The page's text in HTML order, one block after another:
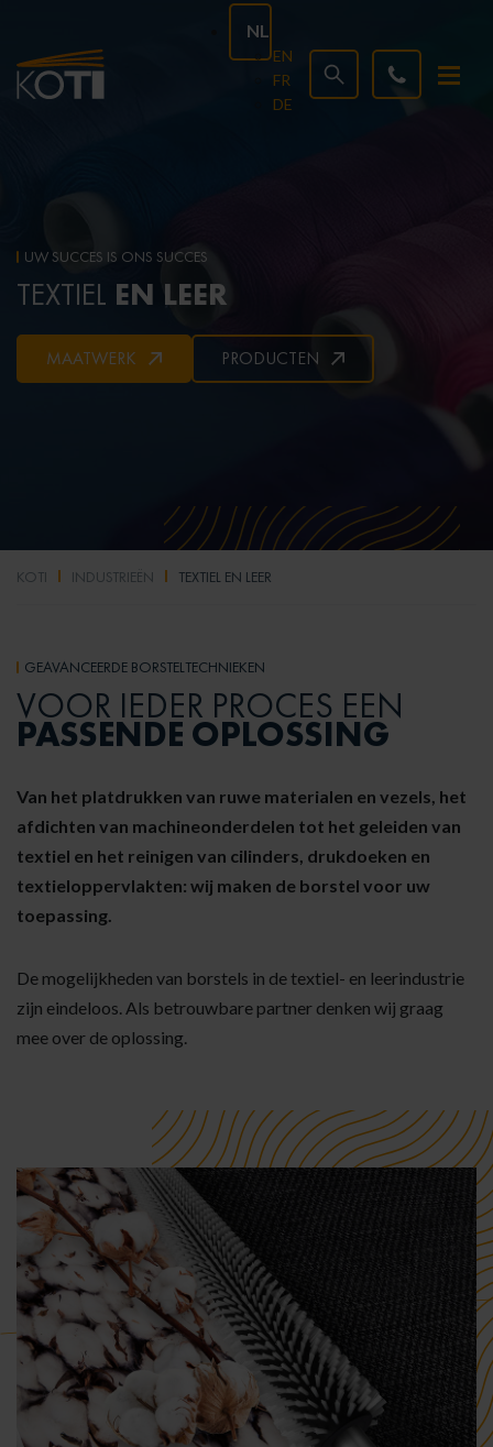
NL
EN
FR
DE
UW SUCCES IS ONS SUCCES
TEXTIEL EN LEER
MAATWERK PRODUCTEN
KOTI INDUSTRIEËN TEXTIEL EN LEER
GEAVANCEERDE BORSTELTECHNIEKEN
VOOR IEDER PROCES EEN
PASSENDE OPLOSSING
Van het platdrukken van ruwe materialen en vezels, het
afdichten van machineonderdelen tot het geleiden van
textiel en het reinigen van cilinders, drukdoeken en
textieloppervlakten: wij maken de borstel voor uw
toepassing.
De mogelijkheden van borstels in de textiel- en leerindustrie
zijn eindeloos. Als betrouwbare partner denken wij graag
mee over de oplossing.